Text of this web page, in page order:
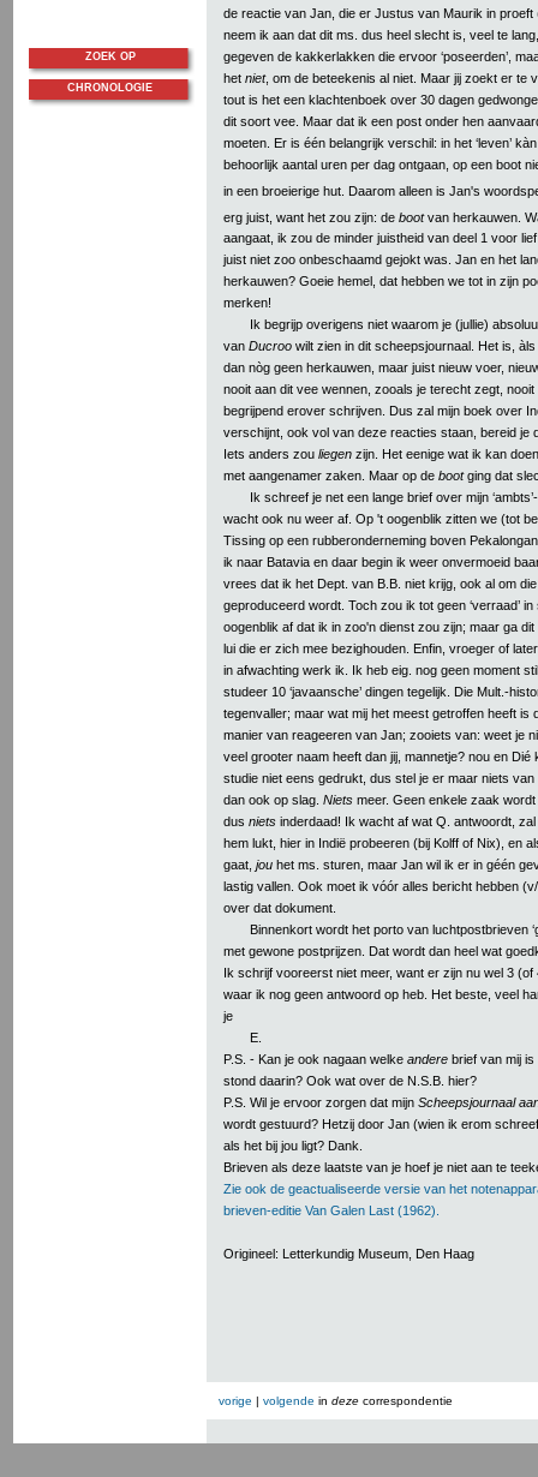
de reactie van Jan, die er Justus van Maurik in proeft
neem ik aan dat dit ms. dus heel slecht is, veel te
gegeven de kakkerlakken die ervoor ‘poseerden’,
het niet, om de beteekenis al niet. Maar jij zoekt er te
tout is het een klachtenboek over 30 dagen
dit soort vee. Maar dat ik een post onder hen
moeten. Er is één belangrijk verschil: in het ‘leven’
behoorlijk aantal uren per dag ontgaan, op een boot
in een broeierige hut. Daarom alleen is Jan's
erg juist, want het zou zijn: de bootvan herkauwen.
aangaat, ik zou de minder juistheid van deel 1 voor
juist niet zoo onbeschaamd gejokt was. Jan en het
herkauwen? Goeie hemel, dat hebben we tot in zijn
merken!
Ik begrijp overigens niet waarom je (jullie)
van Ducroo wilt zien in dit scheepsjournaal. Het is,
dan nòg geen herkauwen, maar juist nieuw voer,
nooit aan dit vee wennen, zooals je terecht zegt,
begrijpend erover schrijven. Dus zal mijn boek over
verschijnt, ook vol van deze reacties staan, bereid je
Iets anders zou liegen zijn. Het eenige wat ik kan
met aangenamer zaken. Maar op de bootging dat
Ik schreef je net een lange brief over mijn
wacht ook nu weer af. Op 't oogenblik zitten we (tot
Tissing op een rubberonderneming boven
ik naar Batavia en daar begin ik weer onvermoeid
vrees dat ik het Dept. van B.B. niet krijg, ook al om
geproduceerd wordt. Toch zou ik tot geen ‘verraad’
oogenblik af dat ik in zoo'n dienst zou zijn; maar ga dit
lui die er zich mee bezighouden. Enfin, vroeger of
in afwachting werk ik. Ik heb eig. nog geen moment
studeer 10 ‘javaansche’ dingen tegelijk. Die Mult.-
tegenvaller; maar wat mij het meest getroffen heeft is
manier van reageeren van Jan; zooiets van: weet je
veel grooter naam heeft dan jij, mannetje? nou en Dié
studie niet eens gedrukt, dus stel je er maar niets
dan ook op slag. Niets meer. Geen enkele zaak
dus niets inderdaad! Ik wacht af wat Q. antwoordt,
hem lukt, hier in Indië probeeren (bij Kolff of Nix), en
gaat, jou het ms. sturen, maar Jan wil ik er in géén
lastig vallen. Ook moet ik vóór alles bericht hebben
over dat dokument.
Binnenkort wordt het porto van luchtpostbrieven
met gewone postprijzen. Dat wordt dan heel wat
Ik schrijf vooreerst niet meer, want er zijn nu wel 3 (of
waar ik nog geen antwoord op heb. Het beste, veel
je
E.
P.S. - Kan je ook nagaan welke andere brief van mij
stond daarin? Ook wat over de N.S.B. hier?
P.S. Wil je ervoor zorgen dat mijn Scheepsjournaal
wordt gestuurd? Hetzij door Jan (wien ik erom
als het bij jou ligt? Dank.
Brieven als deze laatste van je hoef je niet aan te
Zie ook de geactualiseerde versie van het
brieven-editie Van Galen Last (1962).
Origineel: Letterkundig Museum, Den Haag
vorige | volgende in deze correspondentie
ZOEK OP
CHRONOLOGIE